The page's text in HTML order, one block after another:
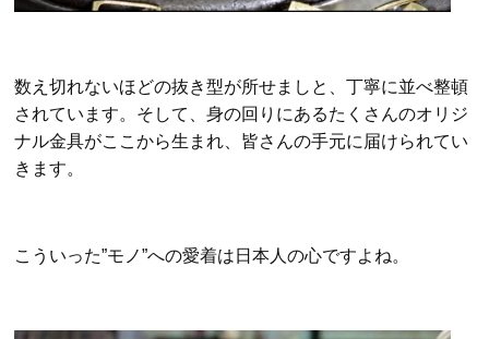
数え切れないほどの抜き型が所せましと、丁寧に並べ整頓
されています。そして、身の回りにあるたくさんのオリジ
ナル金具がここから生まれ、皆さんの手元に届けられてい
きます。
こういった”モノ”への愛着は日本人の心ですよね。